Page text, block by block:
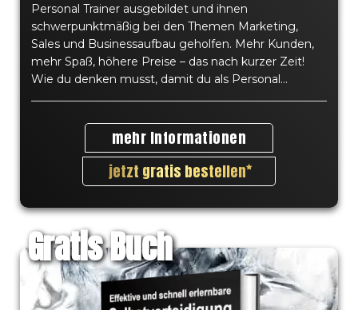
Personal Trainer ausgebildet und ihnen
schwerpunktmäßig bei den Themen Marketing,
Sales und Businessaufbau geholfen. Mehr Kunden,
mehr Spaß, höhere Preise – das nach kurzer Zeit!
Wie du denken musst, damit du als Personal...
mehr Informationen
jetzt gratis bestellen
Gratis Buch